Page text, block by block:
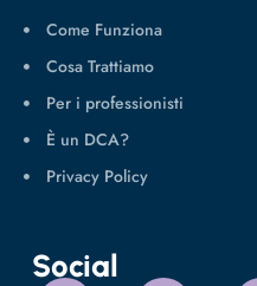
Come Funziona
Cosa Trattiamo
Per i professionisti
È un DCA?
Privacy Policy
Social